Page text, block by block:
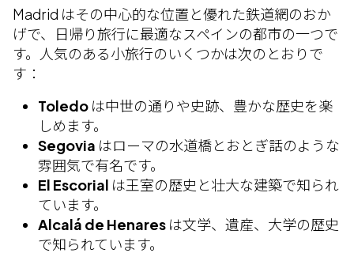
Madrid はその中心的な位置と優れた鉄道網のおか
げで、日帰り旅行に最適なスペインの都市の一つで
す。人気のある小旅行のいくつかは次のとおりで
す：
Toledo は中世の通りや史跡、豊かな歴史を楽
しめます。
Segovia はローマの水道橋とおとぎ話のような
雰囲気で有名です。
El Escorial は王室の歴史と壮大な建築で知られ
ています。
Alcalá de Henares は文学、遺産、大学の歴史
で知られています。